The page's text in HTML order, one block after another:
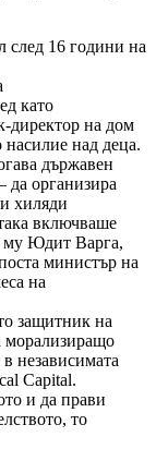
след 16 години на
като
директор на дом
насилие над деца.
държавен
да организира
хиляди
включваше
му Юдит Варга,
министър на
на
защитник на
морализиращо
независимата
Capital.
и да прави
то